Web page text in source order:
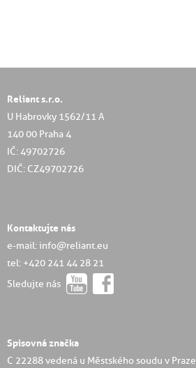
Reliant s.r.o.
U Habrovky 1562/11 A
140 00 Praha 4
IČ: 49702726
DIČ: CZ49702726
Kontaktujte nás
e-mail: info@reliant.eu
tel: +420 241 44 28 21
Sledujte nás
Spisovná značka
C 22288 vedená u Městského soudu v Praze